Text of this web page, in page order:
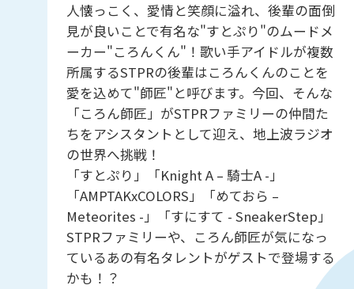
人懐っこく、愛情と笑顔に溢れ、後輩の面倒
見が良いことで有名な"すとぷり"のムードメ
ーカー"ころんくん"！歌い手アイドルが複数
所属するSTPRの後輩はころんくんのことを
愛を込めて"師匠"と呼びます。今回、そんな
「ころん師匠」がSTPRファミリーの仲間た
ちをアシスタントとして迎え、地上波ラジオ
の世界へ挑戦！
「すとぷり」「Knight A – 騎士A -」
「AMPTAKxCOLORS」「めておら –
Meteorites -」「すにすて - SneakerStep」
STPRファミリーや、ころん師匠が気になっ
ているあの有名タレントがゲストで登場する
かも！？